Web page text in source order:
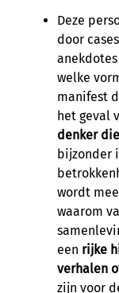
Deze
door
anekdotes
welke
manifest
het geval
denker
bijzonder
wordt
waarom
een rijke
verhalen
zijn voor